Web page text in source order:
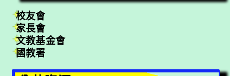
校友會
家長會
文教基金會
國教署